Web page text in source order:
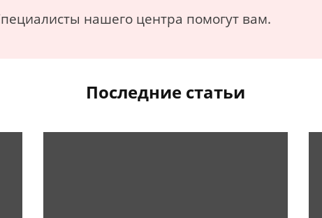
нашего центра помогут вам.
Последние статьи